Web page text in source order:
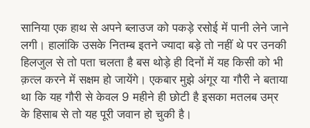
सानिया एक हाथ से अपने ब्लाउज को पकड़े रसोई में पानी लेने जाने
लगी। हालांकि उसके नितम्ब इतने ज्यादा बड़े तो नहीं थे पर उनकी
हिलजुल से तो पता चलता है बस थोड़े ही दिनों में यह किसी को भी
क़त्ल करने में सक्षम हो जायेंगे। एकबार मुझे अंगूर या गौरी ने बताया
था कि यह गौरी से केवल 9 महीने ही छोटी है इसका मतलब उम्र
के हिसाब से तो यह पूरी जवान हो चुकी है।